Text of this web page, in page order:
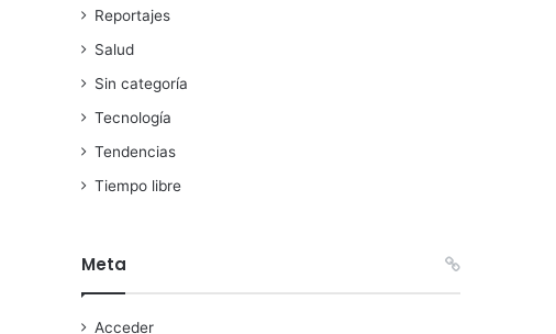
Reportajes
Salud
Sin categoría
Tecnología
Tendencias
Tiempo libre
Meta
Acceder